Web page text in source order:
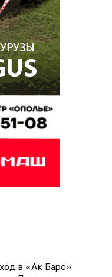
в «Ак Барс»